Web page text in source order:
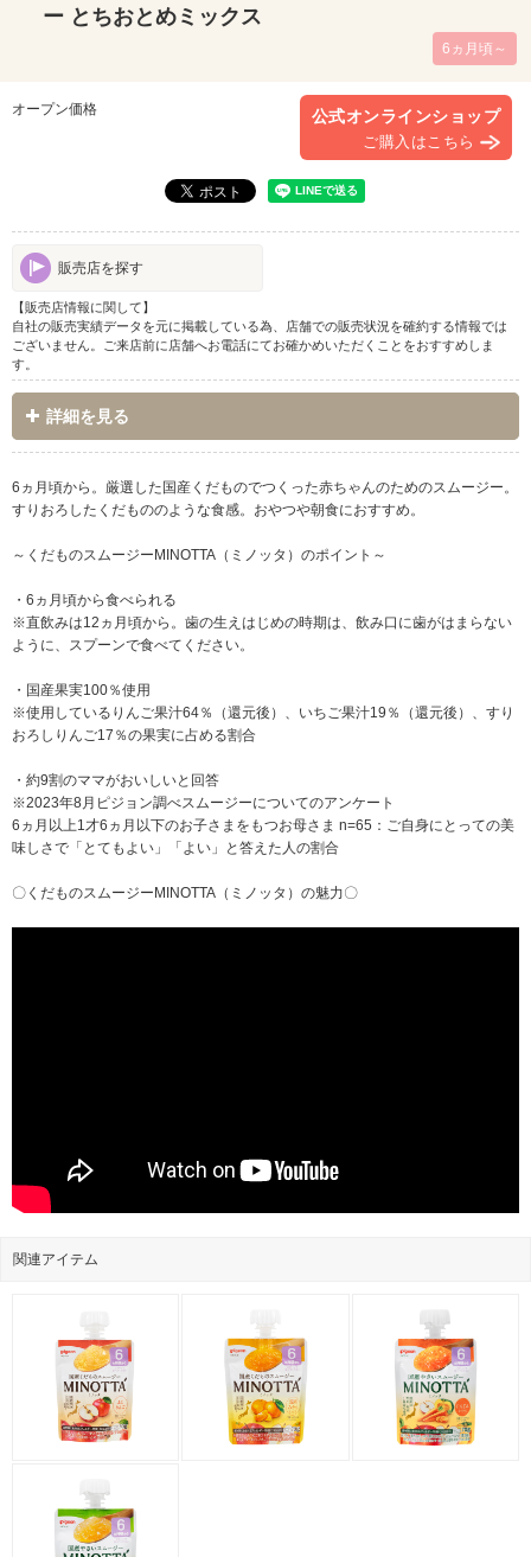
ー とちおとめミックス
6ヵ月頃～
オープン価格 公式オンラインショップ
ご購入はこちら
販売店を探す
【販売店情報に関して】
自社の販売実績データを元に掲載している為、店舗での販売状況を確約する情報では
ございません。ご来店前に店舗へお電話にてお確かめいただくことをおすすめしま
す。
詳細を見る
6ヵ月頃から。厳選した国産くだものでつくった赤ちゃんのためのスムージー。
すりおろしたくだもののような食感。おやつや朝食におすすめ。
～くだものスムージーMINOTTA（ミノッタ）のポイント～
・6ヵ月頃から食べられる
※直飲みは12ヵ月頃から。歯の生えはじめの時期は、飲み口に歯がはまらない
ように、スプーンで食べてください。
・国産果実100％使用
※使用しているりんご果汁64％（還元後）、いちご果汁19％（還元後）、すり
おろしりんご17％の果実に占める割合
・約9割のママがおいしいと回答
※2023年8月ピジョン調べスムージーについてのアンケート
6ヵ月以上1才6ヵ月以下のお子さまをもつお母さま n=65：ご自身にとっての美
味しさで「とてもよい」「よい」と答えた人の割合
〇くだものスムージーMINOTTA（ミノッタ）の魅力〇
関連アイテム